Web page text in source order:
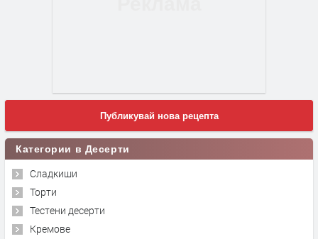
Публикувай нова рецепта
Категории в Десерти
Сладкиши
Торти
Тестени десерти
Кремове